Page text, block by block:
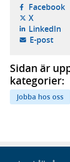
Facebook-
X- öppnas
LinkedIn-
E-post-
Sidan är
kategorier:
Jobba hos oss